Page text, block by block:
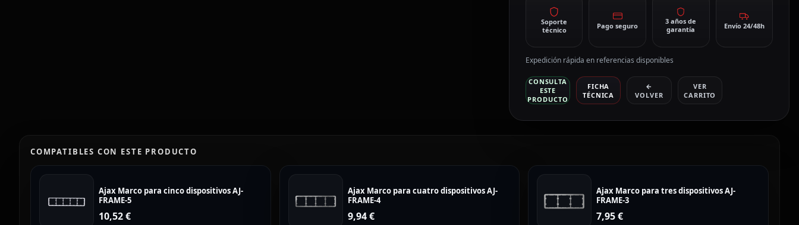
Soporte
técnico
Pago seguro
3 años de
garantía
Envío 24/48h
Expedición rápida en referencias disponibles
CONSULTA
ESTE
PRODUCTO
FICHA
TÉCNICA
←
VOLVER
VER
CARRITO
COMPATIBLES CON ESTE PRODUCTO
Ajax Marco para cinco dispositivos AJ-
FRAME-5
10,52€
Ajax Marco para cuatro dispositivos AJ-
FRAME-4
9,94€
Ajax Marco para tres dispositivos AJ-
FRAME-3
7,95€